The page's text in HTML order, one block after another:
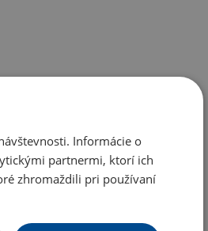
Informácie o
partnermi, ktorí ich
zhromaždili pri používaní